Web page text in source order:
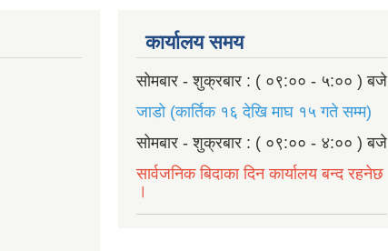
कार्यालय समय
सोमबार - शुक्रबार : ( ०९:०० - ५:०० ) बजे
जाडो (कार्तिक १६ देखि माघ १५ गते सम्म)
सोमबार - शुक्रबार : ( ०९:०० - ४:०० ) बजे
सार्वजनिक बिदाका दिन कार्यालय बन्द रहनेछ
।